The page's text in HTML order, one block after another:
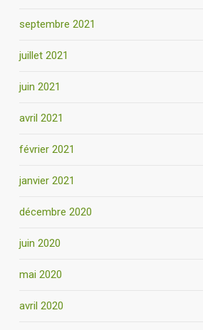
septembre 2021
juillet 2021
juin 2021
avril 2021
février 2021
janvier 2021
décembre 2020
juin 2020
mai 2020
avril 2020